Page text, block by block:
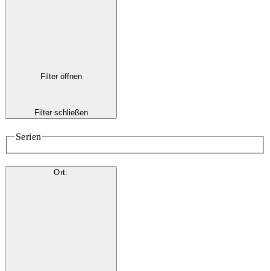
Filter öffnen
Filter schließen
Serien
Ort: